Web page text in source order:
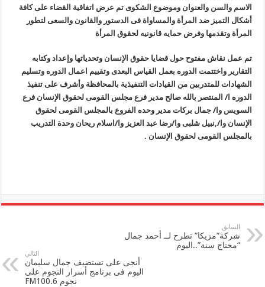
الاسم والسن والعنوان وموضوع الشكوى تم عرض اتفاقية القضاء على كافة
أشكال التميز ضد المرأة والمساواة فى الدستور والقانون والسعى لتطور
المرأة وتقدمها وفرض حمايه قانونيه لحقوق المرأة
تم عمل نقاش مفتوح حول قضايا حقوق الإنسان وتحدياتها وإعداد وكتابه
التقارير واختتمت الدوره بعمل القياس البعدى وتقييم اعمال الدوره وتسليم
الشهادات للمتدربين من القيادات التنفيذية بالمحافظة وأشرف على تنفيذ
الدوره ا/ المنتصر بالله صالح مدير فرع مجلس القومى لحقوق الإنسان فرع
السويس وا/ جمال بركات مدير وحده الفروع بالمجلس القومى لحقوق
الإنسان وا/,نبيل شلبى وا/رضا عبد العزيز وا/اسلام ريحان وحدة التدريب
بالمجلس القومى لحقوق الإنسان .
السابق
شركة”مزيكا” تطرح لــ أحمد جمال
“محتاج سنة”..اليوم
التالي
أنجى على تستضيف جمال سليمان
اليوم فى برنامج أسرار النجوم على
نجوم FM100.6